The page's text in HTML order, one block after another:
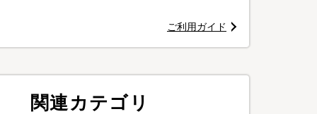
ご利用ガイド
関連カテゴリ